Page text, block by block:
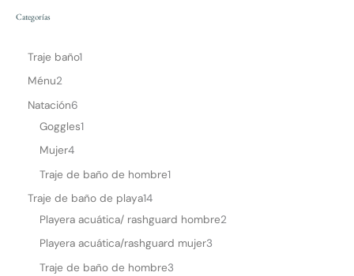
Categorías
Traje baño1
Ménu2
Natación6
Goggles1
Mujer4
Traje de baño de hombre1
Traje de baño de playa14
Playera acuática/ rashguard hombre2
Playera acuática/rashguard mujer3
Traje de baño de hombre3